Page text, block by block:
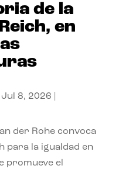
de la
en
Jul 8, 2026
der Rohe convoca
para la igualdad en
promueve el